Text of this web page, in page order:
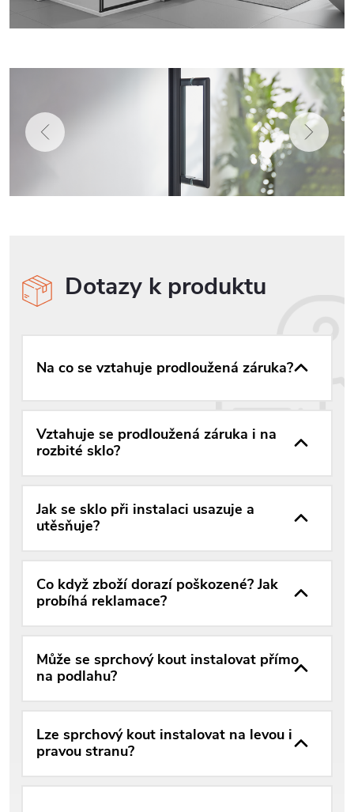
Dotazy k produktu
Na co se vztahuje prodloužená záruka?
Vztahuje se prodloužená záruka i na
rozbité sklo?
Jak se sklo při instalaci usazuje a
utěsňuje?
Co když zboží dorazí poškozené? Jak
probíhá reklamace?
Může se sprchový kout instalovat přímo
na podlahu?
Lze sprchový kout instalovat na levou i
pravou stranu?